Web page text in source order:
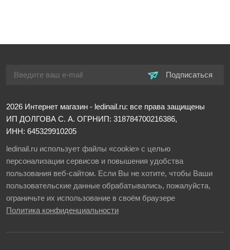
Подписаться
2026 Интернет магазин - ledinail.ru: все права защищены
ИП ДОЛГОВА С. А. ОГРНИП: 318784700216386,
ИНН: 645329910205
ledinail.ru использует файлы «cookie» с целью
персонализации сервисов и повышения удобства
пользования веб-сайтом. Если Вы не хотите, чтобы Ваши
пользовательские данные обрабатывались, пожалуйста,
ограничьте их использование в своём браузере
Политика конфиденциальности